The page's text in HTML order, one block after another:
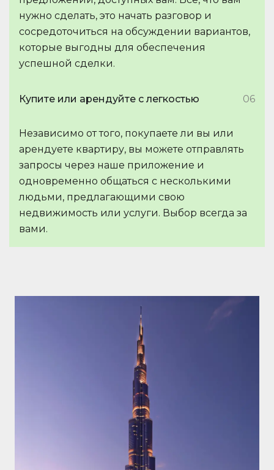
нужно сделать, это начать разговор и
сосредоточиться на обсуждении вариантов,
которые выгодны для обеспечения
успешной сделки.
Купите или арендуйте с легкостью 06
Независимо от того, покупаете ли вы или
арендуете квартиру, вы можете отправлять
запросы через наше приложение и
одновременно общаться с несколькими
людьми, предлагающими свою
недвижимость или услуги. Выбор всегда за
вами.